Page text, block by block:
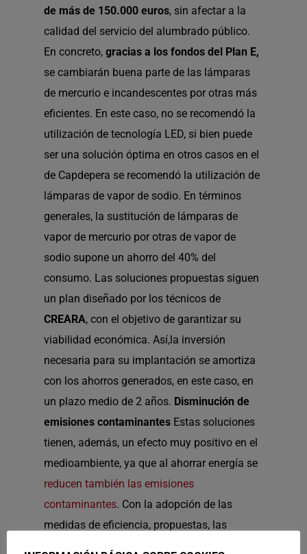
de más de 150.000 euros, sin afectar a la
calidad del servicio del alumbrado público.
En concreto, gracias a los fondos del Plan E,
se cambiarán buena parte de las lámparas
de mercurio e incandescentes por otras más
eficientes. En este caso, no se recomendó la
utilización de tecnología LED, si bien puede
ser una solución óptima en otros casos en el
de Capdepera se recomendó la utilización de
lámparas de vapor de sodio. En términos
generales, la sustitución de lámparas de
vapor de mercurio por otras de vapor de
sodio supone un ahorro del 40% del
consumo. Las soluciones propuestas siguen
un plan diseñado por los técnicos de
CREARA, con el objetivo de garantizar su
viabilidad económica. Así,la inversión
necesaria para su implantación se amortiza
con los ahorros generados, en este caso, en
un plazo medio de 2 años. Disminución de
emisiones contaminantes Estas soluciones
tienen, además, un efecto muy positivo en el
medioambiente, ya que al ahorrar energía se
reducen también las emisiones
contaminantes. Con la adopción de las
medidas de eficiencia, propuestas, las